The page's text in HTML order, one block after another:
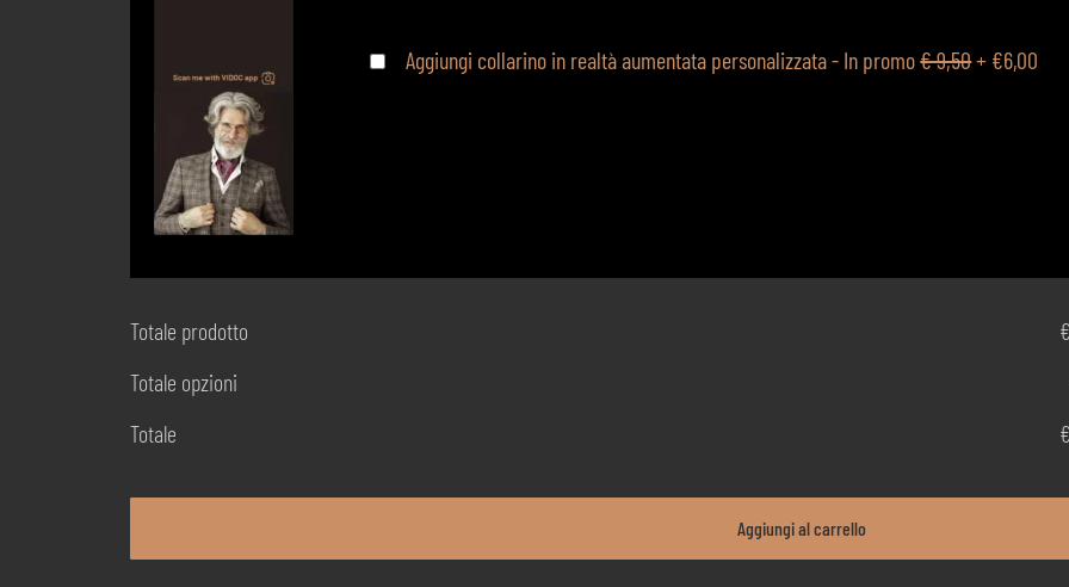
Aggiungi collarino in realtà aumentata personalizzata - In promo€ 9,50+ €6,00
Totale prodotto €
Totale opzioni
Totale
€
Aggiungi al carrello